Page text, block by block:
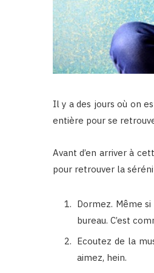
Il y a des jours où on
entière pour se
Avant d’en arriver à
pour retrouver la
Dormez. Même si
bureau. C’est
Ecoutez de la
aimez, hein.